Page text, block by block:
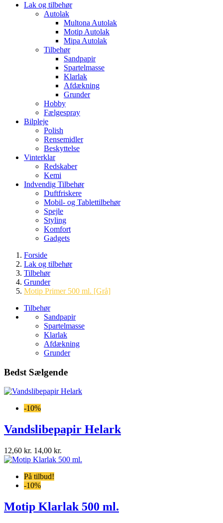
Lak og tilbehør
Autolak
Multona Autolak
Motip Autolak
Mipa Autolak
Tilbehør
Sandpapir
Spartelmasse
Klarlak
Afdækning
Grunder
Hobby
Fælgespray
Bilpleje
Polish
Rensemidler
Beskyttelse
Vinterklar
Redskaber
Kemi
Indvendig Tilbehør
Duftfriskere
Mobil- og Tablettilbehør
Spejle
Styling
Komfort
Gadgets
Forside
Lak og tilbehør
Tilbehør
Grunder
Motip Primer 500 ml. [Grå]
Tilbehør
Sandpapir
Spartelmasse
Klarlak
Afdækning
Grunder
Bedst Sælgende
-10%
Vandslibepapir Helark
12,60 kr. 14,00 kr.
På tilbud!
-10%
Motip Klarlak 500 ml.